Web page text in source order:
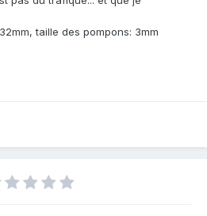
taille des pompons: 3mm